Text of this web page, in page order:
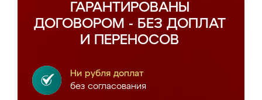
ГАРАНТИРОВАНЫ
ДОГОВОРОМ - БЕЗ ДОПЛАТ
И ПЕРЕНОСОВ
Ни рубля доплат
без согласования